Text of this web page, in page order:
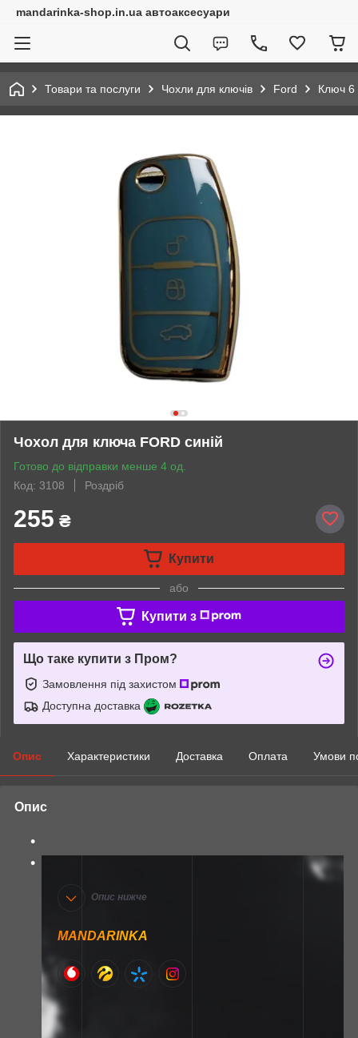
mandarinka-shop.in.ua автоаксесуари
Товари та послуги Чохли для ключів Ford Ключ 6
Чохол для ключа FORD синій
Готово до відправки менше 4 од.
Код: 3108
Роздріб
255 ₴
Купити
або
Купити з
Що таке купити з Пром?
Замовлення під захистом
Доступна доставка
Опис Характеристики Доставка Оплата Умови
Опис
Опис нижче
MANDARINKA